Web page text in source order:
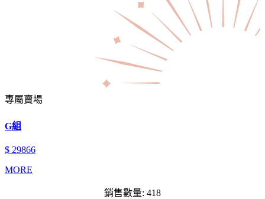
專屬賣場
G組
$ 29866
MORE
銷售數量: 418